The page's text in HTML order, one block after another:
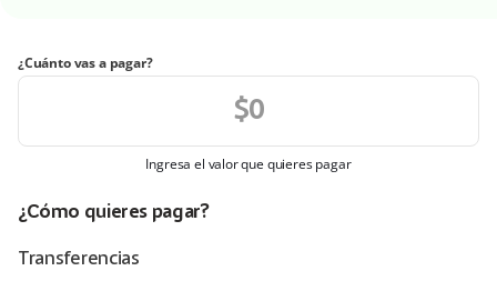
¿Cuánto vas a pagar?
Ingresa el valor que quieres pagar
¿Cómo quieres pagar?
Transferencias